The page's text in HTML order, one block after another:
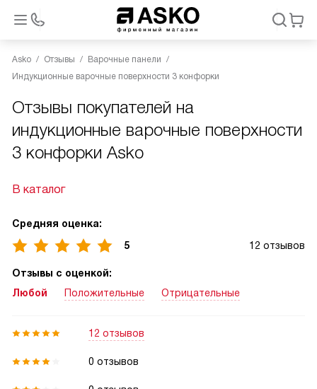
Asko Отзывы
Варочные панели
Индукционные варочные поверхности 3 конфорки
Отзывы покупателей на
индукционные варочные поверхности
3 конфорки Asko
В каталог
Средняя оценка:
5
12 отзывов
Отзывы с оценкой:
Любой
Положительные Отрицательные
12 отзывов
0 отзывов